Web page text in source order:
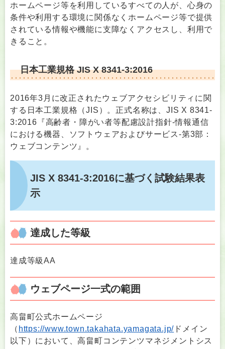
ホームページ等を利用しているすべての人が、心身の
条件や利用する環境に関係なくホームページ等で提供
されている情報や機能に支障なくアクセスし、利用で
きること。
日本工業規格 JIS X 8341-3:2016​
2016年3月に改正されたウェブアクセシビリティに関
する日本工業規格（JIS）。正式名称は、JIS X 8341-
3:2016『高齢者・障がい者等配慮設計指針-情報通信
における機器、ソフトウェアおよびサービス-第3部：
ウェブコンテンツ』。
JIS X 8341-3:2016に基づく試験結果表
示
達成した等級
達成等級AA
ウェブページ一式の範囲
高畠町公式ホームページ
（ https://www.town.takahata.yamagata.jp/ ドメイン
以下）において、高畠町コンテンツマネジメントシス